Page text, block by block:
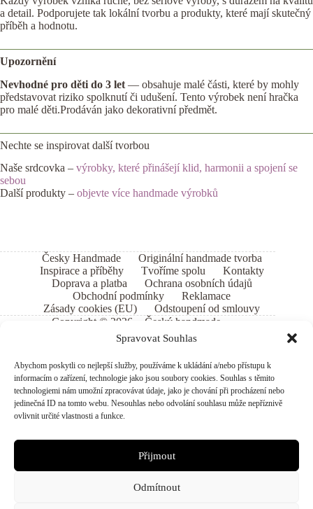
Spravovat Souhlas
Abychom poskytli co nejlepší služby, používáme k ukládání a/nebo přístupu k
informacím o zařízení, technologie jako jsou soubory cookies. Souhlas s těmito
technologiemi nám umožní zpracovávat údaje, jako je chování při procházení nebo
jedinečná ID na tomto webu. Nesouhlas nebo odvolání souhlasu může nepříznivě
ovlivnit určité vlastnosti a funkce.
Přijmout
Odmítnout
a detail. Podporujete tak lokální tvorbu a produkty, které mají skutečný
příběh a hodnotu.
Upozornění
Nevhodné pro děti do 3 let — obsahuje malé části, které by mohly
představovat riziko spolknutí či udušení. Tento výrobek není hračka
pro malé děti.Prodáván jako dekorativní předmět.
Nechte se inspirovat další tvorbou
Naše srdcovka – výrobky, které přinášejí klid, harmonii a spojení se
sebou
Další produkty – objevte více handmade výrobků
Česky Handmade
Originální handmade tvorba
Inspirace a příběhy
Tvoříme spolu
Kontakty
Doprava a platba
Ochrana osobních údajů
Obchodní podmínky
Reklamace
Zásady cookies (EU)
Odstoupení od smlouvy
Copyright © 2026 - Český handmade